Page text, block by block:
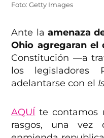
Foto: Getty Images
Ante la amenaza
Ohio agregaran el
Constitución —a
los legisladores
adelantarse con el
AQUÍ te contamos
rasgos, una vez